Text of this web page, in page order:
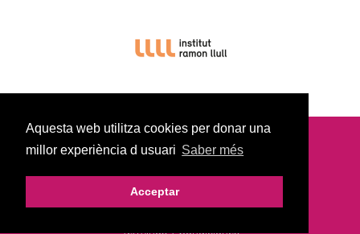
Aquesta web utilitza cookies per donar una
millor experiència d usuari Saber més
Acceptar
© Copyright 2022
Política De Privacidad |
Política De Cookies |
Términos Y Condiciones